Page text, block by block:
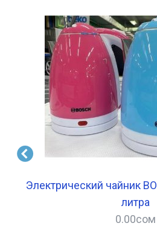
Электрический чайник
литра
0.00сом